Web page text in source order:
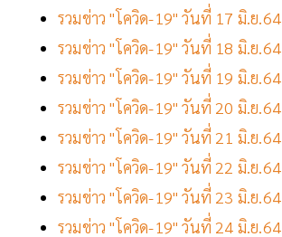
รวมข่าว "โควิด-19" วันที่ 17 มิ.ย.64
รวมข่าว "โควิด-19" วันที่ 18 มิ.ย.64
รวมข่าว "โควิด-19" วันที่ 19 มิ.ย.64
รวมข่าว "โควิด-19" วันที่ 20 มิ.ย.64
รวมข่าว "โควิด-19" วันที่ 21 มิ.ย.64
รวมข่าว "โควิด-19" วันที่ 22 มิ.ย.64
รวมข่าว "โควิด-19" วันที่ 23 มิ.ย.64
รวมข่าว "โควิด-19" วันที่ 24 มิ.ย.64